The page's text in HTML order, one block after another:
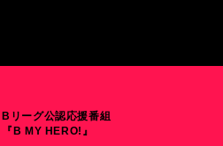
Bリーグ公認応援番組
『B MY HERO!』